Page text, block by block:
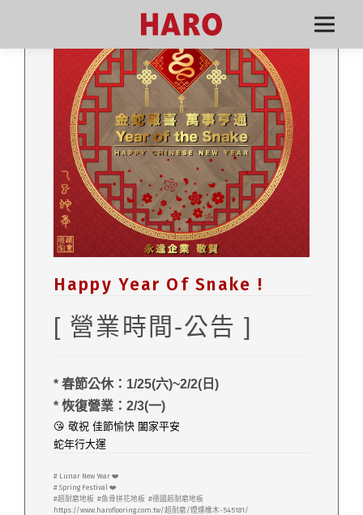
Happy Year Of Snake !
[ 營業時間-公告 ]
* 春節公休：1/25(六)~2/2(日)
* 恢復營業： 2/3(一)
😘 敬祝 佳節愉快 闔家平安
蛇年行大運
# Lunar New Year ❤️
# Spring Festival ❤️
#超耐磨地板 #魚骨拼花地板 #德國超耐磨地板
https://www.haroflooring.com.tw/超耐磨/煙燻橡木-545181/